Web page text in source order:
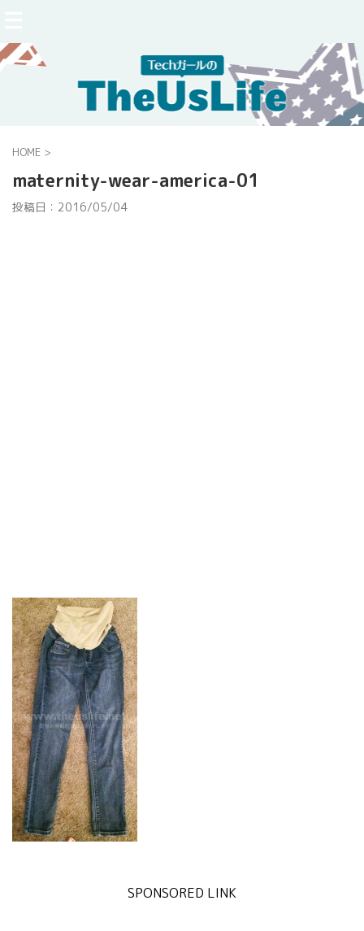
HOME >
maternity-wear-america-01
投稿日： 2016/05/04
SPONSORED LINK